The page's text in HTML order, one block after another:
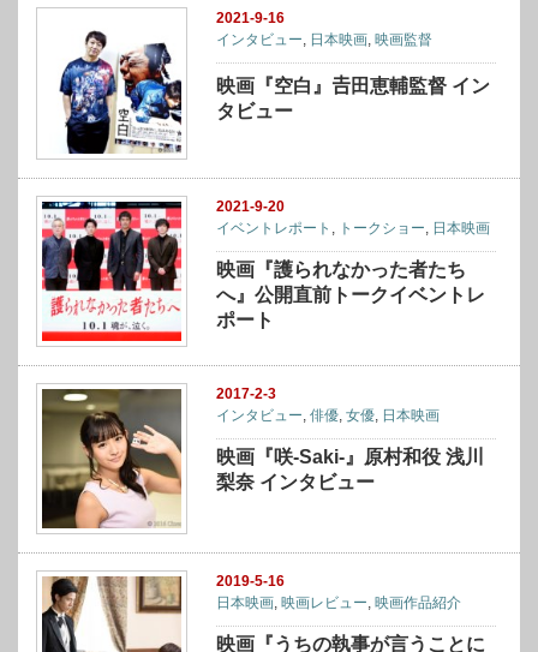
2021-9-16
インタビュー, 日本映画,映画監督
映画『空白』𠮷田恵輔監督 イン
タビュー
2021-9-20
イベントレポート
トークショー 日本映画
映画『護られなかった者たち
へ』公開直前トークイベントレ
ポート
2017-2-3
インタビュー,俳優,女優, 日本映画
映画『咲-Saki-』原村和役 浅川
梨奈 インタビュー
2019-5-16
日本映画,映画レビュー,映画作品紹介
映画『うちの執事が言うことに